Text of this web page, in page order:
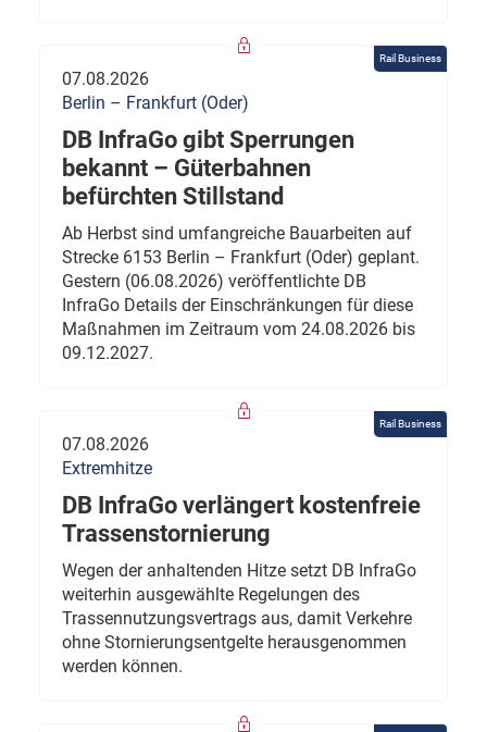
Rail Business
07.08.2026
Berlin – Frankfurt (Oder)
DB InfraGo gibt Sperrungen
bekannt – Güterbahnen
befürchten Stillstand
Ab Herbst sind umfangreiche Bauarbeiten auf
Strecke 6153 Berlin – Frankfurt (Oder) geplant.
Gestern (06.08.2026) veröffentlichte DB
InfraGo Details der Einschränkungen für diese
Maßnahmen im Zeitraum vom 24.08.2026 bis
09.12.2027.
Rail Business
07.08.2026
Extremhitze
DB InfraGo verlängert kostenfreie
Trassenstornierung
Wegen der anhaltenden Hitze setzt DB InfraGo
weiterhin ausgewählte Regelungen des
Trassennutzungsvertrags aus, damit Verkehre
ohne Stornierungsentgelte herausgenommen
werden können.